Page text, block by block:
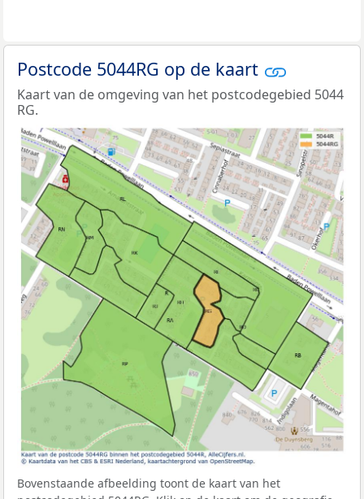
Postcode 5044RG op de kaart
Kaart van de omgeving van het postcodegebied 5044
RG.
Bovenstaande afbeelding toont de kaart van het